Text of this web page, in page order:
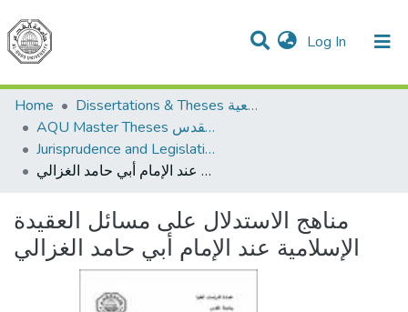
Log In (current)
Communities & Collections
All of DSpace
Home
Dissertations & Theses الرسائل الجامعية
AQU Master Theses الرسائل الجامعية الخاصة بجامعة القدس
Jurisprudence and Legislation الفقه والتشريع
مناهج الاستدلال على مسائل العقيدة الإسلامية عند الإمام أبي حامد الغزالي
مناهج الاستدلال على مسائل العقيدة
الإسلامية عند الإمام أبي حامد الغزالي